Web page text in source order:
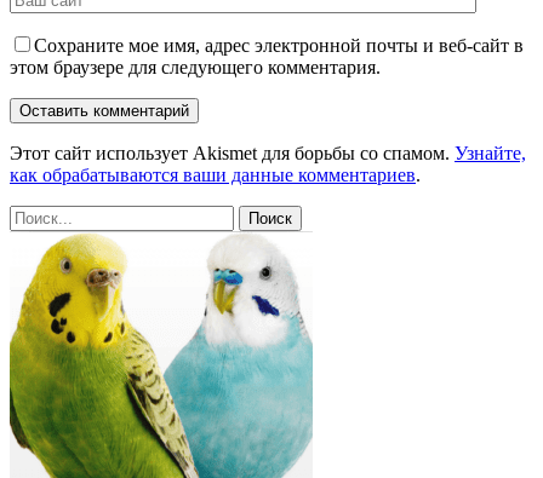
Сохраните мое имя, адрес электронной почты и веб-сайт в
этом браузере для следующего комментария.
Этот сайт использует Akismet для борьбы со спамом. Узнайте,
как обрабатываются ваши данные комментариев.